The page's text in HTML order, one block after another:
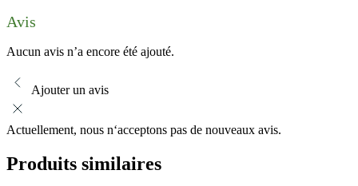
Avis
Aucun avis n’a encore été ajouté.
Ajouter un avis
Actuellement, nous n‘acceptons pas de nouveaux avis.
Produits similaires